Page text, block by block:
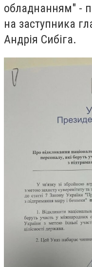
обладнанням" -
на заступника
Андрія Сибіга.